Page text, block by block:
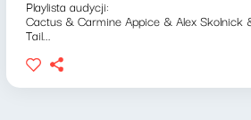
Playlista audycji:
Cactus & Carmine Appice & Alex Skolnick
Tail...